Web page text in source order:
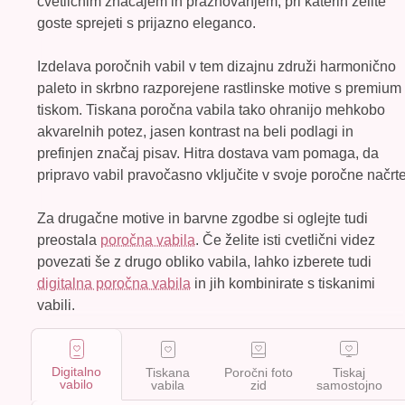
goste sprejeti s prijazno eleganco.
Izdelava poročnih vabil v tem dizajnu združi harmonično
paleto in skrbno razporejene rastlinske motive s premium
tiskom. Tiskana poročna vabila tako ohranijo mehkobo
akvarelnih potez, jasen kontrast na beli podlagi in
prefinjen značaj pisav. Hitra dostava vam pomaga, da
pripravo vabil pravočasno vključite v svoje poročne
Za drugačne motive in barvne zgodbe si oglejte tudi
preostala poročna vabila. Če želite isti cvetlični videz
povezati še z drugo obliko vabila, lahko izberete tudi
digitalna poročna vabila in jih kombinirate s tiskanimi
vabili.
Digitalno
vabilo
Tiskana
vabila
Poročni foto
zid
Tiskaj
samostojno